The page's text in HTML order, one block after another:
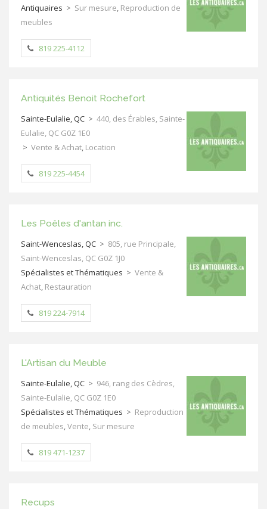
Antiquaires > Sur mesure, Reproduction de
meubles
819 225-4112
Antiquités Benoit Rochefort
Sainte-Eulalie, QC > 440, des Érables, Sainte-
Eulalie, QC G0Z 1E0
> Vente & Achat, Location
819 225-4454
Les Poêles d'antan inc.
Saint-Wenceslas, QC > 805, rue Principale,
Saint-Wenceslas, QC G0Z 1J0
Spécialistes et Thématiques > Vente &
Achat, Restauration
819 224-7914
L'Artisan du Meuble
Sainte-Eulalie, QC > 946, rang des Cèdres,
Sainte-Eulalie, QC G0Z 1E0
Spécialistes et Thématiques > Reproduction
de meubles,Vente, Sur mesure
819 471-1237
Recups